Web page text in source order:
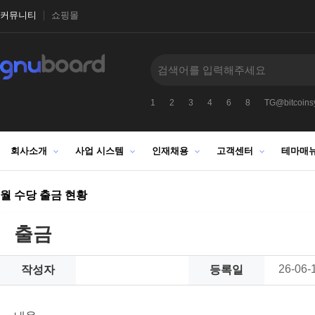
커뮤니티 쇼핑몰
1 2 3 4 6 8
회사소개 사업 시스템 인재채용 고객센터 테마매
월 수당 출금 현황
출금
작성자 등록일 26-06-